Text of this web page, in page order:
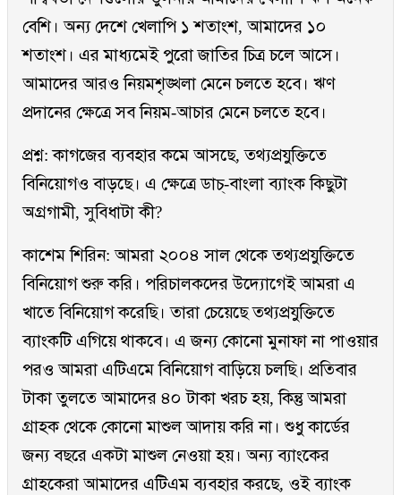
বেশি। অন্য দেশে খেলাপি ১ শতাংশ, আমাদের ১০
শতাংশ। এর মাধ্যমেই পুরো জাতির চিত্র চলে আসে।
আমাদের আরও নিয়মশৃঙ্খলা মেনে চলতে হবে। ঋণ
প্রদানের ক্ষেত্রে সব নিয়ম-আচার মেনে চলতে হবে।
প্রশ্ন: কাগজের ব্যবহার কমে আসছে, তথ্যপ্রযুক্তিতে
বিনিয়োগও বাড়ছে। এ ক্ষেত্রে ডাচ্-বাংলা ব্যাংক কিছুটা
অগ্রগামী, সুবিধাটা কী?
কাশেম শিরিন: আমরা ২০০৪ সাল থেকে তথ্যপ্রযুক্তিতে
বিনিয়োগ শুরু করি। পরিচালকদের উদ্যোগেই আমরা এ
খাতে বিনিয়োগ করেছি। তারা চেয়েছে তথ্যপ্রযুক্তিতে
ব্যাংকটি এগিয়ে থাকবে। এ জন্য কোনো মুনাফা না পাওয়ার
পরও আমরা এটিএমে বিনিয়োগ বাড়িয়ে চলছি। প্রতিবার
টাকা তুলতে আমাদের ৪০ টাকা খরচ হয়, কিন্তু আমরা
গ্রাহক থেকে কোনো মাশুল আদায় করি না। শুধু কার্ডের
জন্য বছরে একটা মাশুল নেওয়া হয়। অন্য ব্যাংকের
গ্রাহকেরা আমাদের এটিএম ব্যবহার করছে, ওই ব্যাংক